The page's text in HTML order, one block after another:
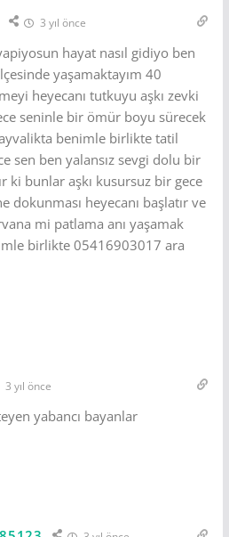
3 yıl önce
hayat nasıl gidiyo ben
yaşamaktayım 40
heyecanı tutkuyu aşkı zevki
seninle bir ömür boyu sürecek
benimle birlikte tatil
sen ben yalansız sevgi dolu bir
ki bunlar aşkı kusursuz bir gece
heyecanı başlatır ve
mi patlama anı yaşamak
birlikte 05416903017 ara
3 yıl önce
yabancı bayanlar